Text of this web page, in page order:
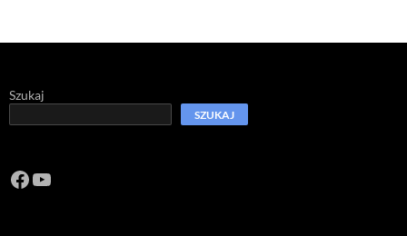
Szukaj
SZUKAJ
Facebook
https://www.youtube.com/channel/